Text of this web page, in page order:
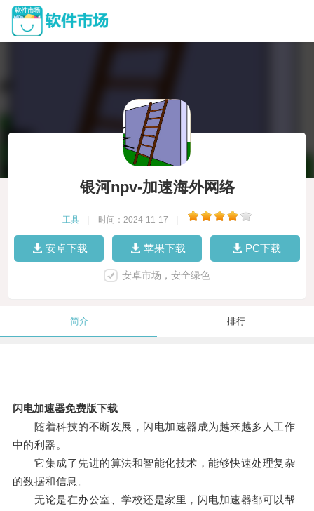
银河npv-加速海外网络
工具 时间：2024-11-17
安卓下载 苹果下载 PC下载
安卓市场，安全绿色
简介 排行
闪电加速器免费版下载
随着科技的不断发展，闪电加速器成为越来越多人工作
中的利器。
它集成了先进的算法和智能化技术，能够快速处理复杂
的数据和信息。
无论是在办公室、学校还是家里，闪电加速器都可以帮